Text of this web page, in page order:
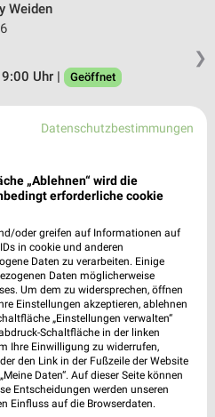
❯
Weiden
Uhr |
Geöffnet
Uhr |
Geöffnet
14
Uhr | Geöffnet
Datenschutzbestimmungen
„Ablehnen“ wird die
erforderliche cookie
oder greifen auf Informationen auf
in cookie und anderen
Daten zu verarbeiten. Einige
Daten möglicherweise
Um dem zu widersprechen, öffnen
Einstellungen akzeptieren, ablehnen
„Einstellungen verwalten“
Schaltfläche in der linken
Ihre Einwilligung zu widerrufen,
den Link in der Fußzeile der Website
Daten“. Auf dieser Seite können
Entscheidungen werden unseren
Einfluss auf die Browserdaten.